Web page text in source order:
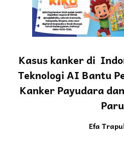
Kasus kanker di
Teknologi AI Bantu
Kanker Payudara
Paru
Efa